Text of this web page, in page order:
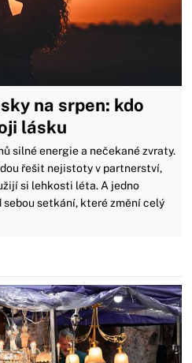
na srpen: kdo
lásku
silné energie a nečekané zvraty.
řešit nejistoty v partnerství,
si lehkosti léta. A jedno
sebou setkání, které změní celý